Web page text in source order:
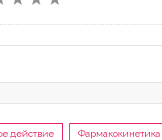
действие Фармакокинетика